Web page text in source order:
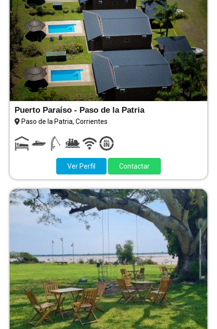
Puerto Paraíso - Paso de la Patria
Paso de la Patria, Corrientes
Ver Perfil Contactar